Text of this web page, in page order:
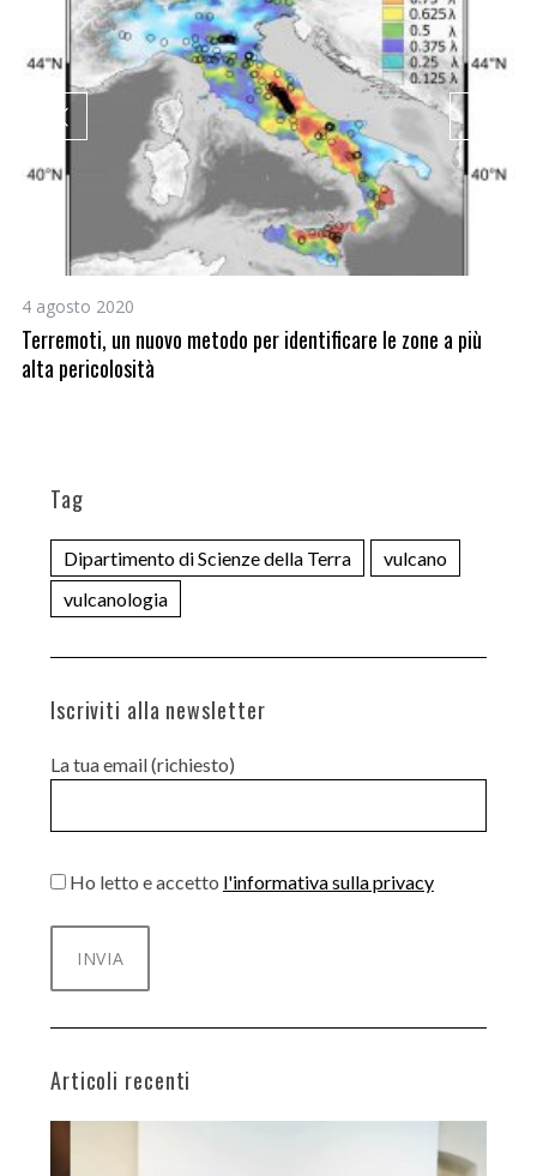
4 agosto 2020
Terremoti, un nuovo metodo per identificare le zone a più
alta pericolosità
Tag
Dipartimento di Scienze della Terra
vulcano
vulcanologia
Iscriviti alla newsletter
La tua email (richiesto)
Ho letto e accetto l'informativa sulla privacy
Articoli recenti